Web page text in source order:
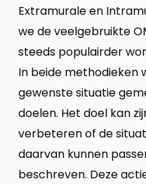
Extramurale en
we de veelgebruikte
steeds populairder
In beide methodieken
gewenste situatie
doelen. Het doel kan
verbeteren of de
daarvan kunnen
beschreven. Deze